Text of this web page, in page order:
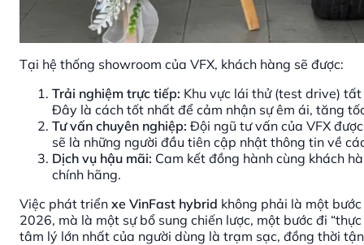
Tại hệ thống showroom của VFX, khách hàng sẽ được:
Trải nghiệm trực tiếp: Khu vực lái thử (test drive) tất
Đây là cách tốt nhất để cảm nhận sự êm ái, tăng
Tư vấn chuyên nghiệp: Đội ngũ tư vấn của VFX
sẽ là những người đầu tiên cập nhật thông tin về
Dịch vụ hậu mãi: Cam kết đồng hành cùng khách
chính hãng.
Việc phát triển xe VinFast hybrid không phải là một
2026, mà là một sự bổ sung chiến lược, một bước đi
tâm lý lớn nhất của người dùng là trạm sạc, đồng thời